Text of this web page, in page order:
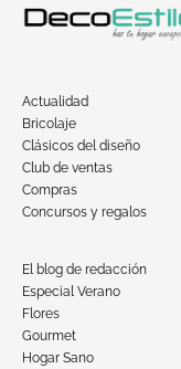
Actualidad
Bricolaje
Clásicos del diseño
Club de ventas
Compras
Concursos y regalos
El blog de redacción
Especial Verano
Flores
Gourmet
Hogar Sano